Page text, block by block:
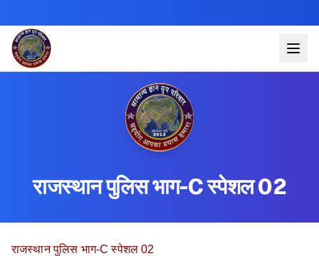
राजस्थान पुलिस भाग-C स्पेशल 02
राजस्थान पुलिस भाग-C स्पेशल 02